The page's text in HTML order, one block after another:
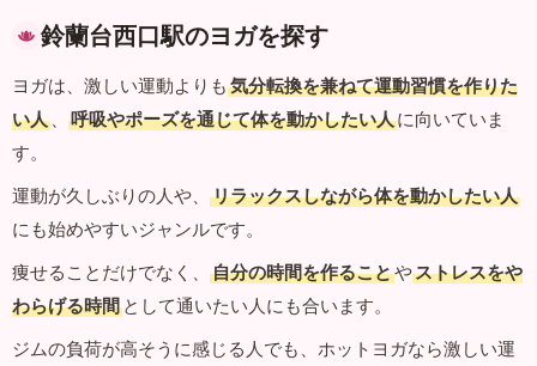
鈴蘭台西口駅のヨガを探す
ヨガは、激しい運動よりも 気分転換を兼ねて運動習慣を作りた
い人 、 呼吸やポーズを通じて体を動かしたい人に向いていま
す。
運動が久しぶりの人や、
リラックスしながら体を動かしたい人
にも始めやすいジャンルです。
痩せることだけでなく、
自分の時間を作ることやストレスをや
わらげる時間 として通いたい人にも合います。
ジムの負荷が高そうに感じる人でも、ホットヨガなら激しい運